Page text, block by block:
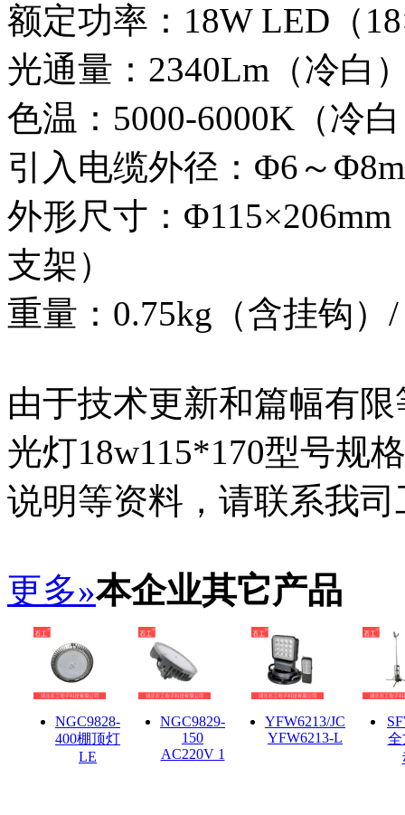
额定功率：18W LED（
光通量：2340Lm（冷白
色温：5000-6000K（冷
引入电缆外径：Φ6～
外形尺寸：
支架）
重量：0.75kg（含挂钩）
由于技术更新和篇幅有
光灯18w115*170型号规
说明等资料，请联系我
更多»本企业其它产品
NGC9828-
400棚顶灯
LE
NGC9829-
150
AC220V 1
YFW6213/JC
YFW6213-L
全